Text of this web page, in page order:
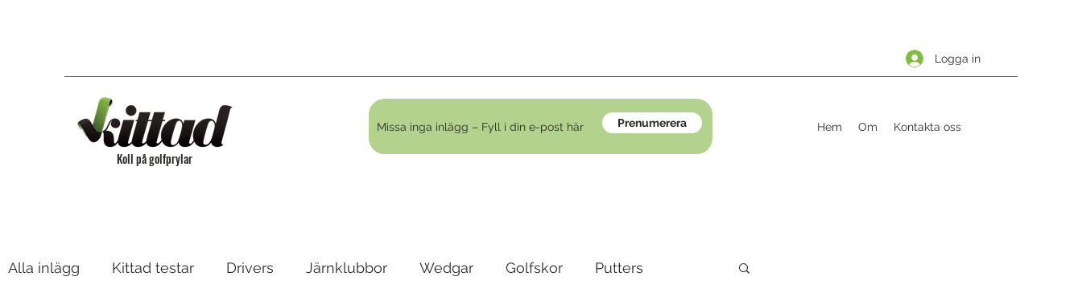
Logga in
Koll på golfprylar
Hem Om Kontakta oss
Prenumerera
Alla inlägg Kittad testar Drivers Järnklubbor Wedgar Golfskor Putters